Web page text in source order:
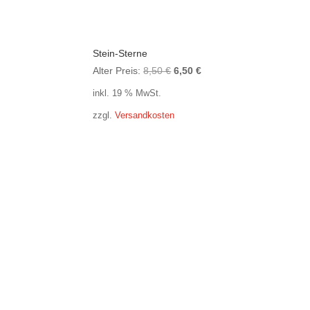
Stein-Sterne
Alter Preis: 8,50€ Ursprünglicher
8,50 €
6,50€Aktueller
inkl. 19 % MwSt.
zzgl.Versandkosten